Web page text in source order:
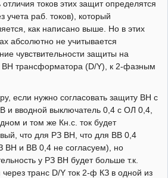
токов этих защит определятся
учета раб. токов), который
как написано выше. Но в этих
абсолютно не учитывается
чувствительности защиты на
ВН трансформатора (D/Y), к 2-фазным
если нужно согласовать защиту ВН с
и вводной выключатель 0,4 с ОЛ 0,4,
и том же Кн.с. ток будет
что для РЗ ВН, что для ВВ 0,4
ВН и ВВ 0,4 не согласуем), но
у РЗ ВН будет больше т.к.
через транс D/Y ток 2-ф КЗ в одной из